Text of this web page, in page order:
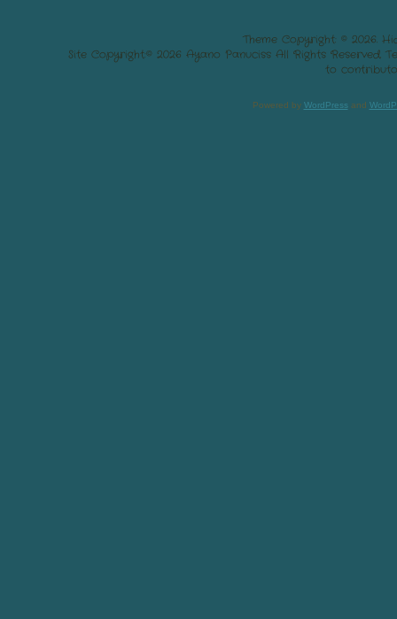
Theme Copyright: © 2026.
Site Copyright:© 2026 Ayano Panuciss All Rights
to
Powered by WordPressand